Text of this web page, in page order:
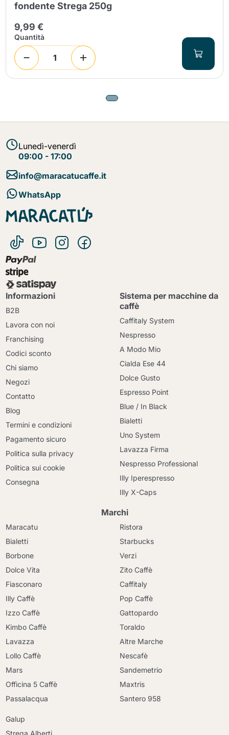
fondente Strega 250g
9,99 €
Quantità
Lunedì-venerdì
09:00 - 17:00
info@maracatucaffe.it
WhatsApp
Informazioni
B2B
Lavora con noi
Franchising
Codici sconto
Chi siamo
Negozi
Contatto
Blog
Termini e condizioni
Pagamento sicuro
Politica sulla privacy
Politica sui cookie
Consegna
Sistema per macchine da
caffè
Caffitaly System
Nespresso
A Modo Mio
Cialda Ese 44
Dolce Gusto
Espresso Point
Blue / In Black
Bialetti
Uno System
Lavazza Firma
Nespresso Professional
Illy Iperespresso
Illy X-Caps
Marchi
Maracatu
Bialetti
Borbone
Dolce Vita
Fiasconaro
Illy Caffè
Izzo Caffè
Kimbo Caffè
Lavazza
Lollo Caffè
Mars
Officina 5 Caffè
Passalacqua
Ristora
Starbucks
Verzi
Zito Caffè
Caffitaly
Pop Caffè
Gattopardo
Toraldo
Altre Marche
Nescafè
Sandemetrio
Maxtris
Santero 958
Galup
Strega Alberti